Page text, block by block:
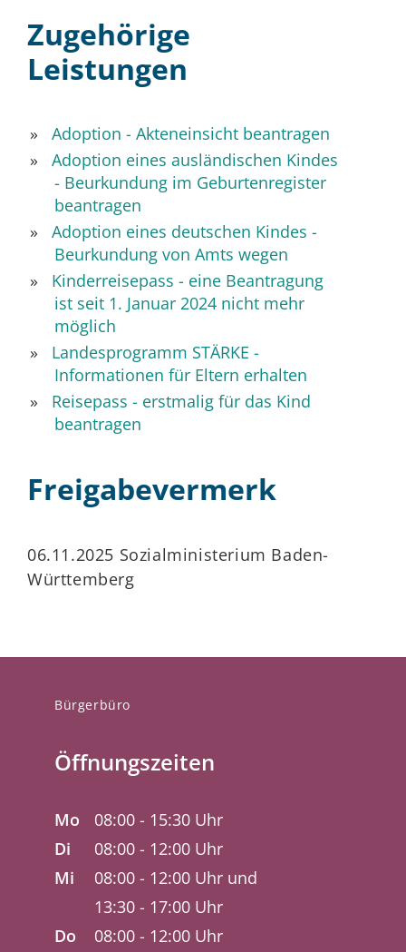
Zugehörige
Leistungen
Adoption - Akteneinsicht beantragen
Adoption eines ausländischen Kindes
- Beurkundung im Geburtenregister
beantragen
Adoption eines deutschen Kindes -
Beurkundung von Amts wegen
Kinderreisepass - eine Beantragung
ist seit 1. Januar 2024 nicht mehr
möglich
Landesprogramm STÄRKE -
Informationen für Eltern erhalten
Reisepass - erstmalig für das Kind
beantragen
Freigabevermerk
06.11.2025 Sozialministerium Baden-
Württemberg
Bürgerbüro
Öffnungszeiten
Mo
08:00 - 15:30 Uhr
Di
08:00 - 12:00 Uhr
Mi
08:00 - 12:00 Uhr und
13:30 - 17:00 Uhr
Do
08:00 - 12:00 Uhr